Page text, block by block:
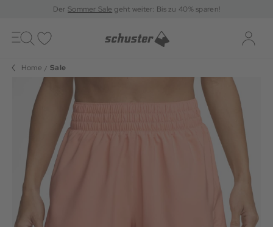
DerSommer Sale geht weiter: Bis zu 40% sparen!
Toggle
navigation
Home Sale